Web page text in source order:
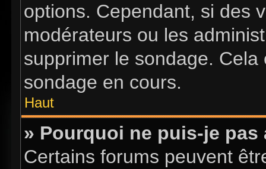
options. Cependant, si des
modérateurs ou les
supprimer le sondage. Cela
sondage en cours.
Haut
» Pourquoi ne puis-je
Certains forums peuvent